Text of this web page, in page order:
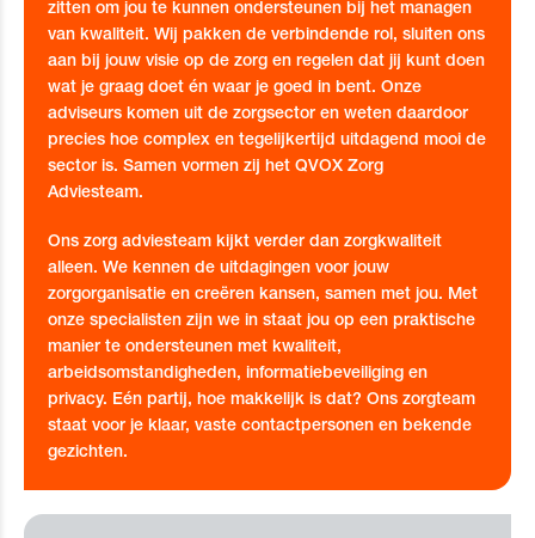
zitten om jou te kunnen ondersteunen bij het managen
van kwaliteit. Wij pakken de verbindende rol, sluiten ons
aan bij jouw visie op de zorg en regelen dat jij kunt doen
wat je graag doet én waar je goed in bent. Onze
adviseurs komen uit de zorgsector en weten daardoor
precies hoe complex en tegelijkertijd uitdagend mooi de
sector is. Samen vormen zij het QVOX Zorg
Adviesteam.
Ons zorg adviesteam kijkt verder dan zorgkwaliteit
alleen. We kennen de uitdagingen voor jouw
zorgorganisatie en creëren kansen, samen met jou. Met
onze specialisten zijn we in staat jou op een praktische
manier te ondersteunen met kwaliteit,
arbeidsomstandigheden, informatiebeveiliging en
privacy. Eén partij, hoe makkelijk is dat? Ons zorgteam
staat voor je klaar, vaste contactpersonen en bekende
gezichten.